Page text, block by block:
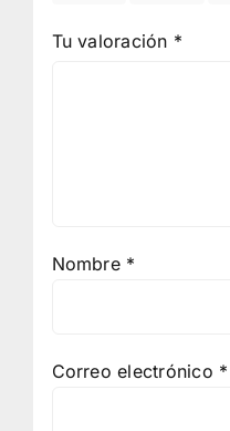
Tu valoración *
Nombre *
Correo electrónico *